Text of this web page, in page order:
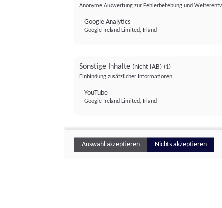
Anonyme Auswertung zur Fehlerbehebung und
Google Analytics
Google Ireland Limited, Irland
Sonstige Inhalte (nicht IAB) (1)
Einbindung zusätzlicher Informationen
YouTube
Google Ireland Limited, Irland
Auswahl akzeptieren Nichts akzeptieren